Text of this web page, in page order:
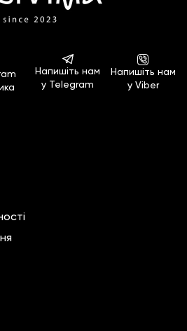
Напишіть нам
у Telegram
Напишіть нам
у Viber